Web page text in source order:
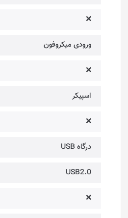
❌
ورودی میکروفون
❌
اسپیکر
❌
درگاه USB
USB2.0
❌